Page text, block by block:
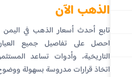
الذهب الآن
تابع أحدث أسعار الذهب في اليمن
احصل على تفاصيل جميع العيارات،
التاريخية، وأدوات تساعد المستثمرين
اتخاذ قرارات مدروسة بسهولة ووضوح.